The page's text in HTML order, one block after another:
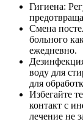
Гигиена:
Смена
больного
ежедневно.
воду для
для
Избегайте
контакт с
лечение не